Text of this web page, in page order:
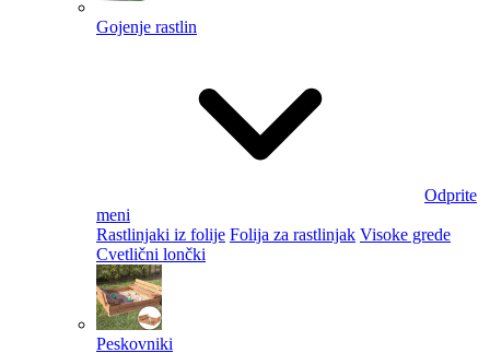
Gojenje rastlin
Odprite
meni
Rastlinjaki iz folije Folija za rastlinjak Visoke grede
Cvetlični lončki
Peskovniki